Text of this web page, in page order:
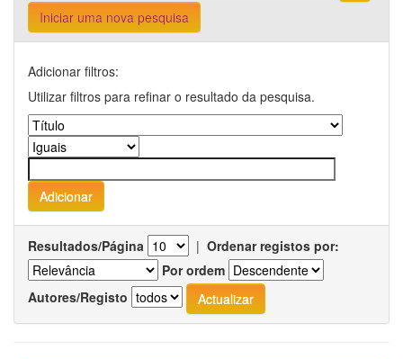
Iniciar uma nova pesquisa
Adicionar filtros:
Utilizar filtros para refinar o resultado da pesquisa.
Resultados/Página | Ordenar registos por:
Por ordem
Autores/Registo